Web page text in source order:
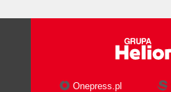
Onepress.pl